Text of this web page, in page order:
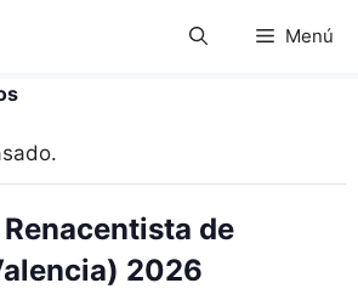
Menú
de
2026